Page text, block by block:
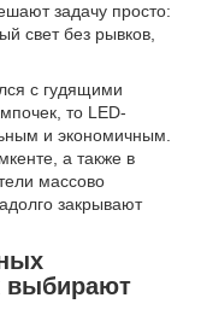
задачу просто:
свет без рывков,
с гудящими
то LED-
и экономичным.
а также в
массово
закрывают
выбирают